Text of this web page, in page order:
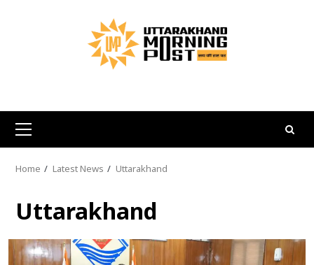
Primary
Menu
Home Latest News Uttarakhand
Uttarakhand